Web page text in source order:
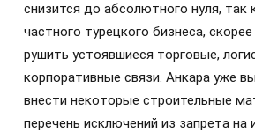
снизится до абсолютного нуля, так
частного турецкого бизнеса,
рушить устоявшиеся торговые,
корпоративные связи. Анкара уже
внести некоторые строительные
перечень исключений из запрета на